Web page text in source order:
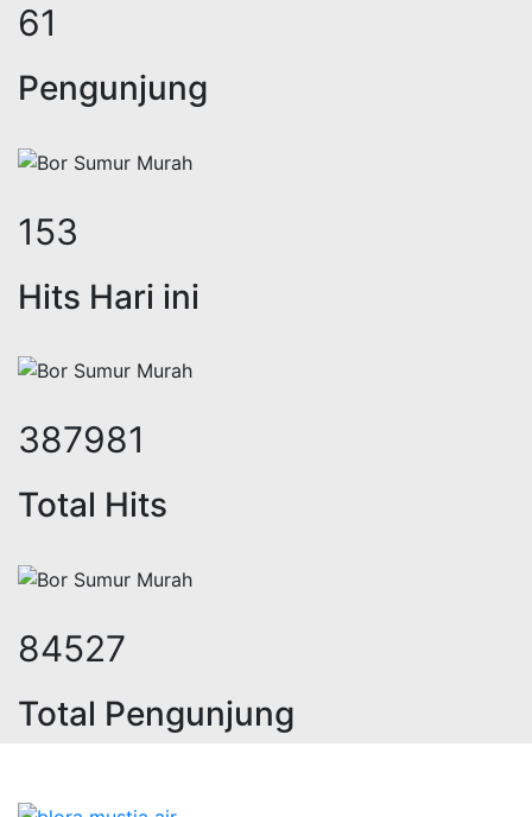
74
Pengunjung
188
Hits Hari ini
474673
Total Hits
103415
Total Pengunjung